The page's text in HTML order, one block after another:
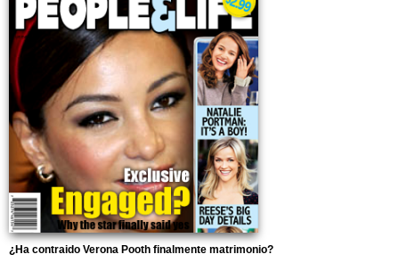
¿Ha contraido Verona Pooth finalmente matrimonio?